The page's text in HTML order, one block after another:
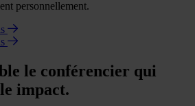
personnellement.
le conférencier qui
impact.